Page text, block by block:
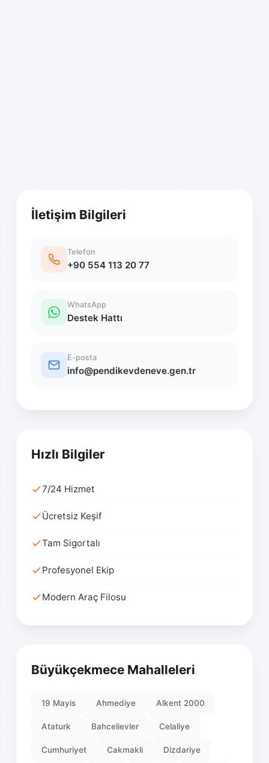
İletişim Bilgileri
Telefon
+90 554 113 20 77
WhatsApp
Destek Hattı
E-posta
info@pendikevdeneve.gen.tr
Hızlı Bilgiler
7/24 Hizmet
Ücretsiz Keşif
Tam Sigortalı
Profesyonel Ekip
Modern Araç Filosu
Büyükçekmece Mahalleleri
19 Mayis Ahmediye Alkent 2000
Ataturk Bahcelievler Celaliye
Cumhuriyet Cakmakli Dizdariye